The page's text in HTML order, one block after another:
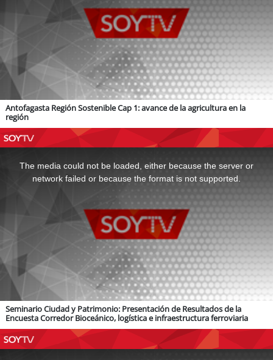
Antofagasta Región Sostenible Cap 1: avance de la agricultura en la
región
The media could not be loaded, either because the server or
network failed or because the format is not supported.
Seminario Ciudad y Patrimonio: Presentación de Resultados de la
Encuesta Corredor Bioceánico, logística e infraestructura ferroviaria